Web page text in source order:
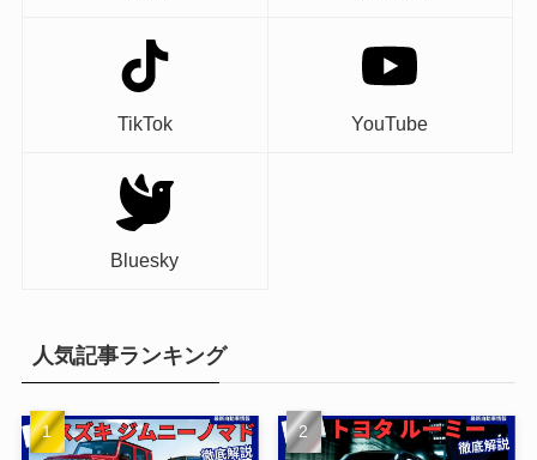
TikTok YouTube
Bluesky
人気記事ランキング